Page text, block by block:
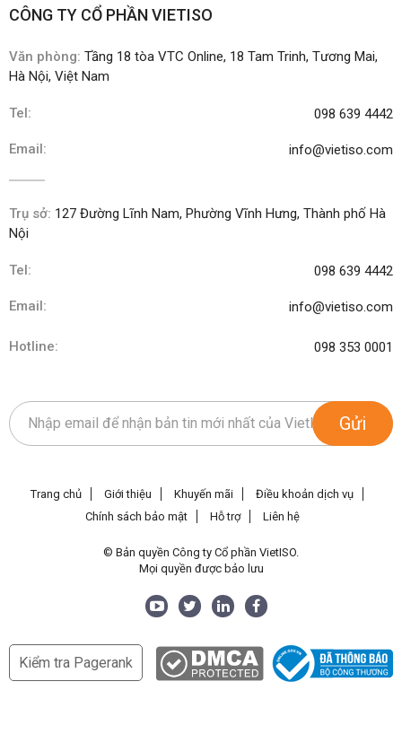
CÔNG TY CỔ PHẦN VIETISO
Văn phòng: Tầng 18 tòa VTC Online, 18 Tam Trinh, Tương Mai,
Hà Nội, Việt Nam
Tel: 098 639 4442
Email: info@vietiso.com
Trụ sở: 127 Đường Lĩnh Nam, Phường Vĩnh Hưng, Thành phố Hà
Nội
Tel: 098 639 4442
Email: info@vietiso.com
Hotline: 098 353 0001
Gửi
Trang chủ Giới thiệu Khuyến mãi
Điều khoản dịch vụ
Chính sách bảo mật
Hỗ trợ Liên hệ
© Bản quyền Công ty Cổ phần VietISO.
Mọi quyền được bảo lưu
Kiểm tra Pagerank